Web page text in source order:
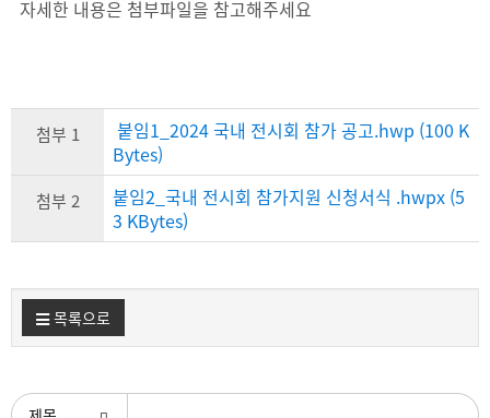
자세한 내용은 첨부파일을 참고해주세요
첨부 1
붙임1_2024 국내 전시회 참가 공고.hwp (100 K
Bytes)
첨부 2
붙임2_국내 전시회 참가지원 신청서식 .hwpx (5
3 KBytes)
목록으로
검색조건